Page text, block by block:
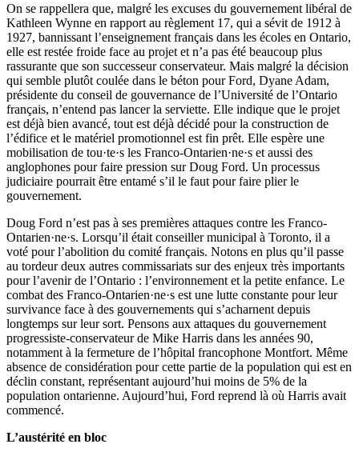
On se rappellera que, malgré les excuses du gouvernement libéral de
Kathleen Wynne en rapport au règlement 17, qui a sévit de 1912 à
1927, bannissant l’enseignement français dans les écoles en Ontario,
elle est restée froide face au projet et n’a pas été beaucoup plus
rassurante que son successeur conservateur. Mais malgré la décision
qui semble plutôt coulée dans le béton pour Ford, Dyane Adam,
présidente du conseil de gouvernance de l’Université de l’Ontario
français, n’entend pas lancer la serviette. Elle indique que le projet
est déjà bien avancé, tout est déjà décidé pour la construction de
l’édifice et le matériel promotionnel est fin prêt. Elle espère une
mobilisation de tou·te·s les Franco-Ontarien·ne·s et aussi des
anglophones pour faire pression sur Doug Ford. Un processus
judiciaire pourrait être entamé s’il le faut pour faire plier le
gouvernement.
Doug Ford n’est pas à ses premières attaques contre les Franco-
Ontarien·ne·s. Lorsqu’il était conseiller municipal à Toronto, il a
voté pour l’abolition du comité français. Notons en plus qu’il passe
au tordeur deux autres commissariats sur des enjeux très importants
pour l’avenir de l’Ontario : l’environnement et la petite enfance. Le
combat des Franco-Ontarien·ne·s est une lutte constante pour leur
survivance face à des gouvernements qui s’acharnent depuis
longtemps sur leur sort. Pensons aux attaques du gouvernement
progressiste-conservateur de Mike Harris dans les années 90,
notamment à la fermeture de l’hôpital francophone Montfort. Même
absence de considération pour cette partie de la population qui est en
déclin constant, représentant aujourd’hui moins de 5% de la
population ontarienne. Aujourd’hui, Ford reprend là où Harris avait
commencé.
L’austérité en bloc